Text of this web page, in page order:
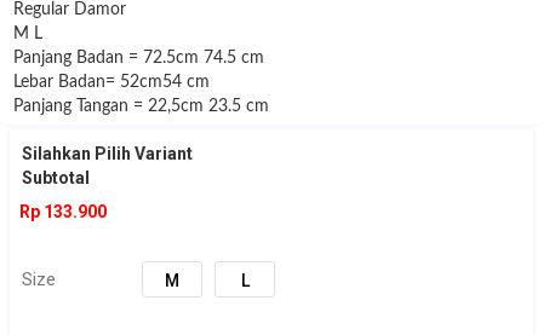
Regular Damor
M L
Panjang Badan = 72.5cm 74.5 cm
Lebar Badan= 52cm54 cm
Panjang Tangan = 22,5cm 23.5 cm
Silahkan Pilih Variant
Subtotal
Rp 133.900
Size M L